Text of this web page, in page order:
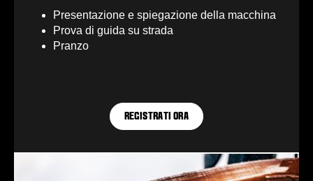
Presentazione e spiegazione della macchina
Prova di guida su strada
Pranzo
REGISTRATI ORA